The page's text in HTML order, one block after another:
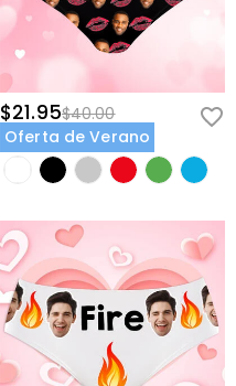
$21.95$40.00
Oferta de Verano